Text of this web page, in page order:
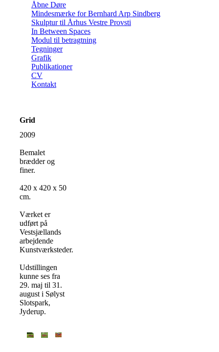
Åbne Døre
Mindesmærke for Bernhard Arp Sindberg
Skulptur til Århus Vestre Provsti
In Between Spaces
Modul til betragtning
Tegninger
Grafik
Publikationer
CV
Kontakt
Grid
2009
Bemalet
brædder og
finer.
420 x 420 x 50
cm.
Værket er
udført på
Vestsjællands
arbejdende
Kunstværksteder.
Udstillingen
kunne ses fra
29. maj til 31.
august i Sølyst
Slotspark,
Jyderup.